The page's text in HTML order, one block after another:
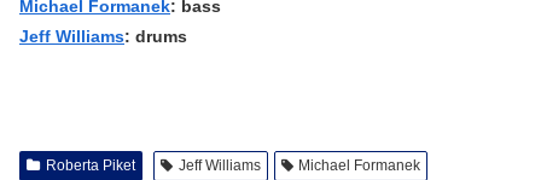
Michael Formanek: bass
Jeff Williams: drums
Roberta Piket Jeff Williams
Michael Formanek